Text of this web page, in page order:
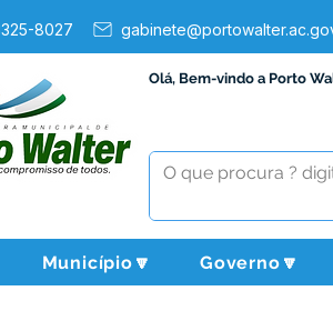
8027
Olá, Bem-vindo a Porto
Município🔽 Governo🔽